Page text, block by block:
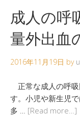
成人の呼
量外出血
2016年11月19日 by
正常な成人の呼
す。小児や新生児
多 … [Read more…]